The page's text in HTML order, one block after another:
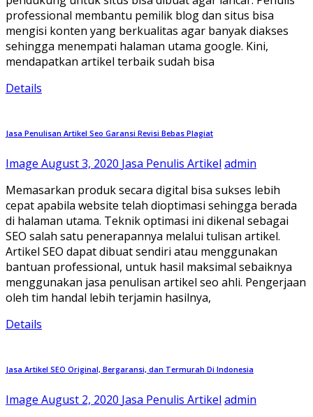
professional membantu pemilik blog dan situs bisa
mengisi konten yang berkualitas agar banyak diakses
sehingga menempati halaman utama google. Kini,
mendapatkan artikel terbaik sudah bisa
Details
Jasa Penulisan Artikel Seo Garansi Revisi Bebas Plagiat
Image August 3, 2020 Jasa Penulis Artikel admin
Memasarkan produk secara digital bisa sukses lebih
cepat apabila website telah dioptimasi sehingga berada
di halaman utama. Teknik optimasi ini dikenal sebagai
SEO salah satu penerapannya melalui tulisan artikel.
Artikel SEO dapat dibuat sendiri atau menggunakan
bantuan professional, untuk hasil maksimal sebaiknya
menggunakan jasa penulisan artikel seo ahli. Pengerjaan
oleh tim handal lebih terjamin hasilnya,
Details
Jasa Artikel SEO Original, Bergaransi, dan Termurah Di Indonesia
Image August 2, 2020 Jasa Penulis Artikel admin